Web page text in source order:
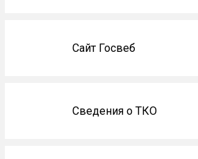
Сайт Госвеб
Сведения о ТКО